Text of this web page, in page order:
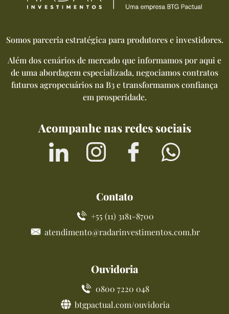
Somos parceria estratégica para produtores e investidores.
Além dos cenários de mercado que informamos por aqui e
de uma abordagem especializada, negociamos contratos
futuros agropecuários na B3 e transformamos confiança
em prosperidade.
Acompanhe nas redes sociais
Contato
+55 (11) 3181-8700
atendimento@radarinvestimentos.com.br
Ouvidoria
0800 7220 048
btgpactual.com/ouvidoria